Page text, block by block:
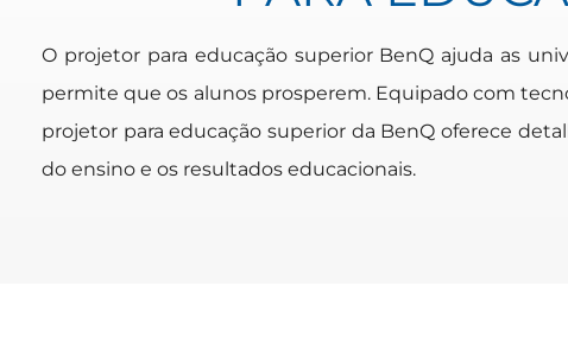
O projetor para educação superior BenQ ajuda as
permite que os alunos prosperem. Equipado com
projetor para educação superior da BenQ oferece
do ensino e os resultados educacionais.